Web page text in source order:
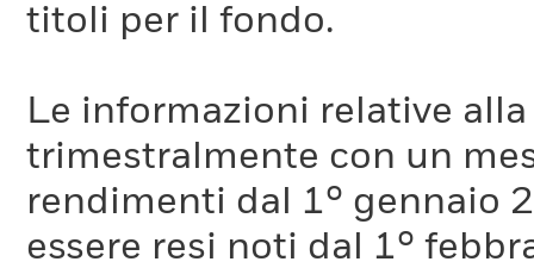
titoli per il fondo.
Le informazioni relative
trimestralmente con un
rendimenti dal 1° gennaio
essere resi noti dal 1°